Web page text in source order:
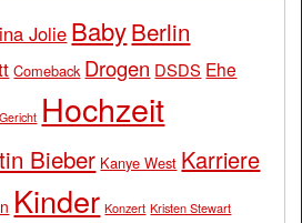
Jolie BabyBerlin
Comeback Drogen DSDS Ehe
Gericht Hochzeit
Bieber Kanye West Karriere
Kinder Konzert Kristen Stewart